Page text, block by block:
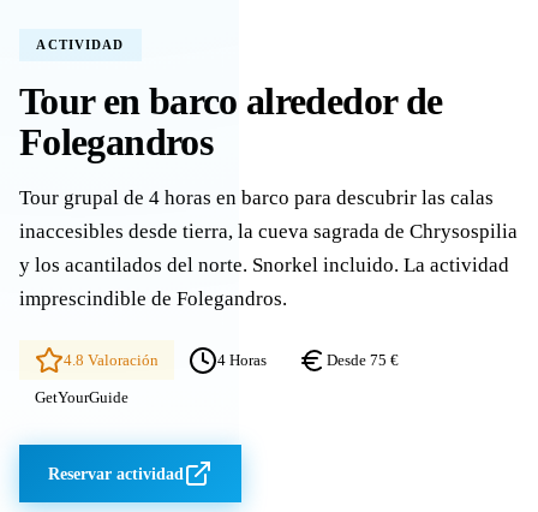
ACTIVIDAD
Tour en barco alrededor de
Folegandros
Tour grupal de 4 horas en barco para descubrir las calas
inaccesibles desde tierra, la cueva sagrada de Chrysospilia
y los acantilados del norte. Snorkel incluido. La actividad
imprescindible de Folegandros.
4.8 Valoración 4 Horas Desde 75 €
GetYourGuide
Reservar actividad